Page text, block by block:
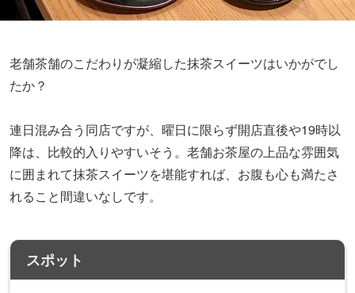
老舗茶舗のこだわりが凝縮した抹茶スイーツはいかがでし
たか？
連日混み合う同店ですが、曜日に限らず開店直後や19時以
降は、比較的入りやすいそう。老舗お茶屋の上品な雰囲気
に囲まれて抹茶スイーツを堪能すれば、お腹も心も満たさ
れること間違いなしです。
スポット